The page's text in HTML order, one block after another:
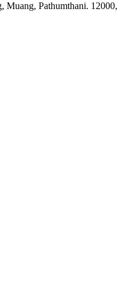
Muang, Pathumthani. 12000,